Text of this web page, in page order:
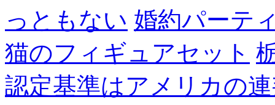
っともない 婚約パーテ
猫のフィギュアセット
認定基準はアメリカの